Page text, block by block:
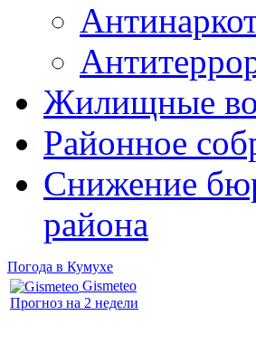
Жилищные
Районное
Снижение
района
Погода в Кумухе
Gismeteo
Прогноз на 2 недели